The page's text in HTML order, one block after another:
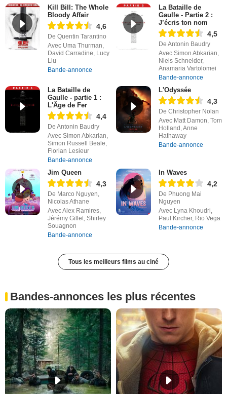
Kill Bill: The Whole
Bloody Affair
4,6
De Quentin Tarantino
Avec Uma Thurman,
David Carradine, Lucy
Liu
Bande-annonce
La Bataille de
Gaulle - Partie 2 :
J’écris ton nom
4,5
De Antonin Baudry
Avec Simon Abkarian,
Niels Schneider,
Anamaria Vartolomei
Bande-annonce
La Bataille de
Gaulle - partie 1 :
L'Âge de Fer
4,4
De Antonin Baudry
Avec Simon Abkarian,
Simon Russell Beale,
Florian Lesieur
Bande-annonce
L'Odyssée
4,3
De Christopher Nolan
Avec Matt Damon, Tom
Holland, Anne
Hathaway
Bande-annonce
Jim Queen
4,3
De Marco Nguyen,
Nicolas Athane
Avec Alex Ramires,
Jérémy Gillet, Shirley
Souagnon
Bande-annonce
In Waves
4,2
De Phuong Mai
Nguyen
Avec Lyna Khoudri,
Paul Kircher, Rio Vega
Bande-annonce
Tous les meilleurs films au ciné
Bandes-annonces les plus récentes